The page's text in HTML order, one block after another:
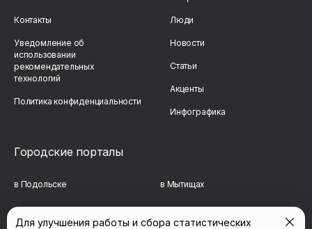
Контакты
Уведомление об
использовании
рекомендательных
технологий
Политика конфиденциальности
Люди
Новости
Статьи
Акценты
Инфографика
Городские порталы
в Подольске в Мытищах
в Реутове в Балашихе
Для улучшения работы и сбора статистических